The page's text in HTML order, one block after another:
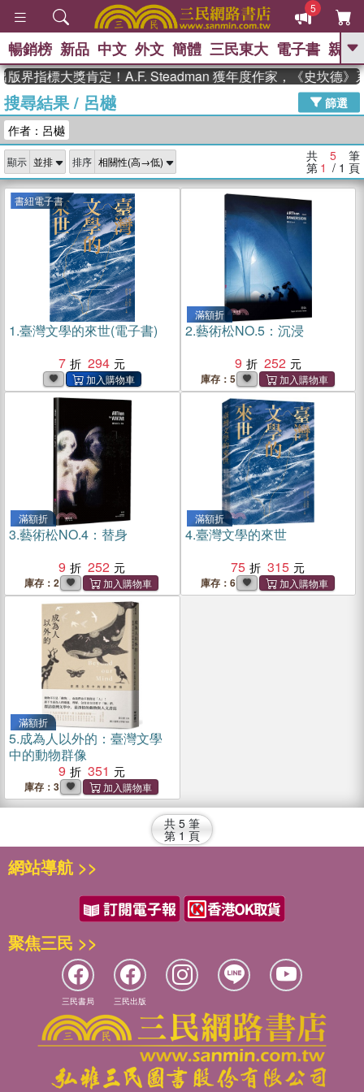
5
GO
高希均教授回憶錄
、 The Odyssey 、 父親節 、 如果歷
獎 臺灣漫遊錄 、 方念華 、 台灣的李
登輝時代
數學女孩：黎曼猜想 、
偉大的迷走神經
暢銷榜 新品 中文 外文 簡體 三民東大 電子書 親子
界指標大獎肯定！A.F. Steadman 獲年度作家，《史坎德》
搜尋結果/ 呂樾
篩選
作者：呂樾
顯示 排序 共 5 筆
第 1 / 1 頁
書紐電子書
1.臺灣文學的來世(電子書)
7
294
滿額折
2.藝術松NO.5：沉浸
9
252
庫存：5
滿額折
3.藝術松NO.4：替身
9
252
庫存：2
滿額折
4.臺灣文學的來世
75
315
庫存：6
滿額折
5.成為人以外的：臺灣文學
中的動物群像
9
351
庫存：3
共 5 筆
第 1 頁
網站導航 >>
聚焦三民 >>
三民書局 三民出版